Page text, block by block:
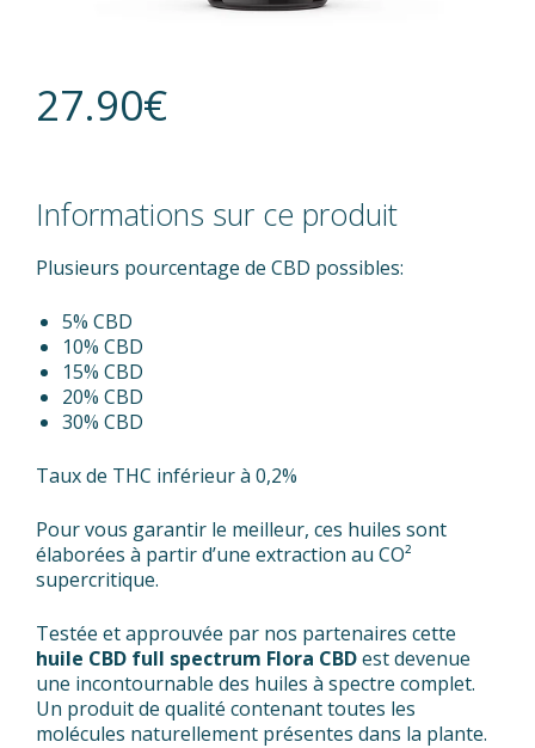
27.90€
Informations sur ce produit
Plusieurs pourcentage de CBD possibles:
5% CBD
10% CBD
15% CBD
20% CBD
30% CBD
Taux de THC inférieur à 0,2%
Pour vous garantir le meilleur, ces huiles sont
élaborées à partir d’une extraction au CO²
supercritique.
Testée et approuvée par nos partenaires cette
huile CBD full spectrum Flora CBDest devenue
une incontournable des huiles à spectre complet.
Un produit de qualité contenant toutes les
molécules naturellement présentes dans la plante.